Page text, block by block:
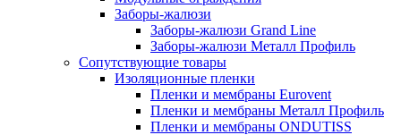
Заборы-жалюзи
Заборы-жалюзи Grand Line
Заборы-жалюзи Металл Профиль
Сопутствующие товары
Изоляционные пленки
Пленки и мембраны Eurovent
Пленки и мембраны Металл Профиль
Пленки и мембраны ONDUTISS